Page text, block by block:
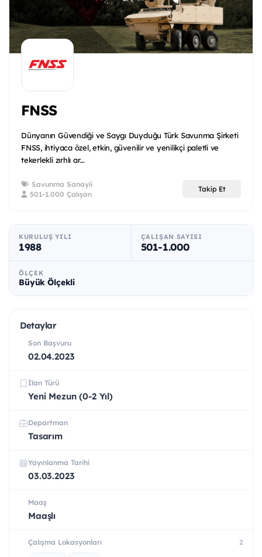
FNSS
Dünyanın Güvendiği ve Saygı Duyduğu Türk Savunma Şirketi
FNSS, ihtiyaca özel, etkin, güvenilir ve yenilikçi paletli ve
tekerlekli zırhlı ar...
Savunma Sanayii
501-1.000 Çalışan
Takip Et
KURULUŞ YILI
1988
ÇALIŞAN SAYISI
501-1.000
ÖLÇEK
Büyük Ölçekli
Detaylar
Son Başvuru
02.04.2023
İlan Türü
Yeni Mezun (0-2 Yıl)
Departman
Tasarım
Yayınlanma Tarihi
03.03.2023
Maaş
Maaşlı
Çalışma Lokasyonları 2